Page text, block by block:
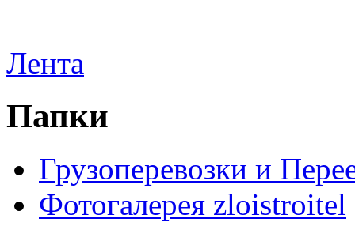
Лента
Папки
Грузоперевозки и
Фотогалерея zloistroitel